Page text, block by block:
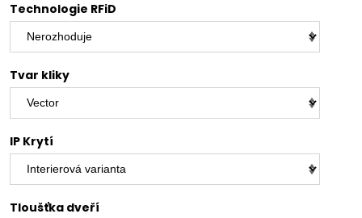
Technologie RFiD
Tvar kliky
IP Krytí
Tloušťka dveří